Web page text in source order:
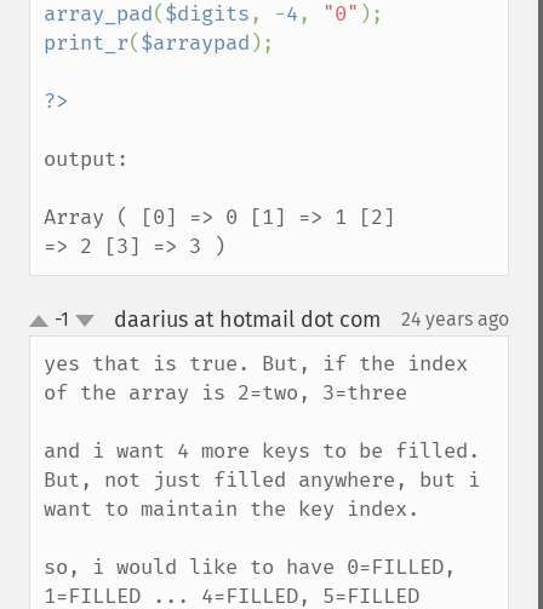
array_pad($digits, -4, "0"
print_r($arraypad );
output:
Array ( [0] => 0 [1] => 1 [2]
=> 2 [3] => 3 )
up
down
-1 daarius at hotmail dot com 24 years ago
yes that is true. But, if the index
of the array is 2=two, 3=three
and i want 4 more keys to be filled.
But, not just filled anywhere, but i
want to maintain the key index.
so, i would like to have 0=FILLED,
1=FILLED ... 4=FILLED, 5=FILLED